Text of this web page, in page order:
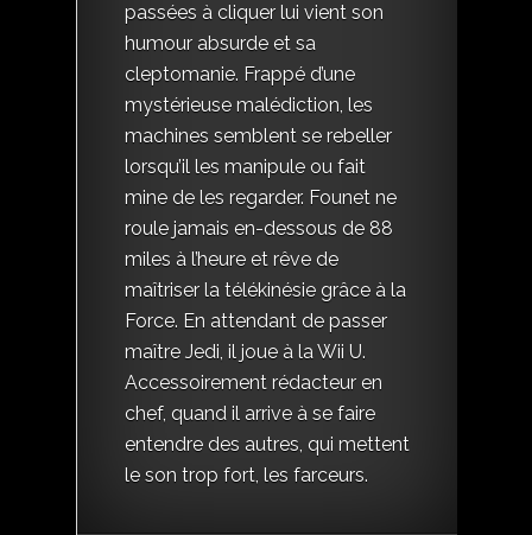
passées à cliquer lui vient son
humour absurde et sa
cleptomanie. Frappé d’une
mystérieuse malédiction, les
machines semblent se rebeller
lorsqu’il les manipule ou fait
mine de les regarder. Founet ne
roule jamais en-dessous de 88
miles à l’heure et rêve de
maîtriser la télékinésie grâce à la
Force. En attendant de passer
maître Jedi, il joue à la Wii U.
Accessoirement rédacteur en
chef, quand il arrive à se faire
entendre des autres, qui mettent
le son trop fort, les farceurs.